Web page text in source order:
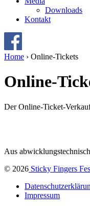
Downloads
Kontakt
Home › Online-Tickets
Online-
Der Online-Ticket-
Aus
© 2026 Sticky Fingers
Impressum